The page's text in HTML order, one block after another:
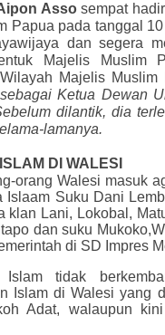
Assosempat
Papua pada tanggal
dan segera
Majelis Muslim
Majelis
sebagai Ketua Dewan
dilantik, dia
lamanya.
DI WALESI
orang Walesi masuk
Islaam Suku Dani
klan Lani, Lokobal,
dan suku
di SD Impres
tidak
Islam di Walesi yang
Adat, walaupun